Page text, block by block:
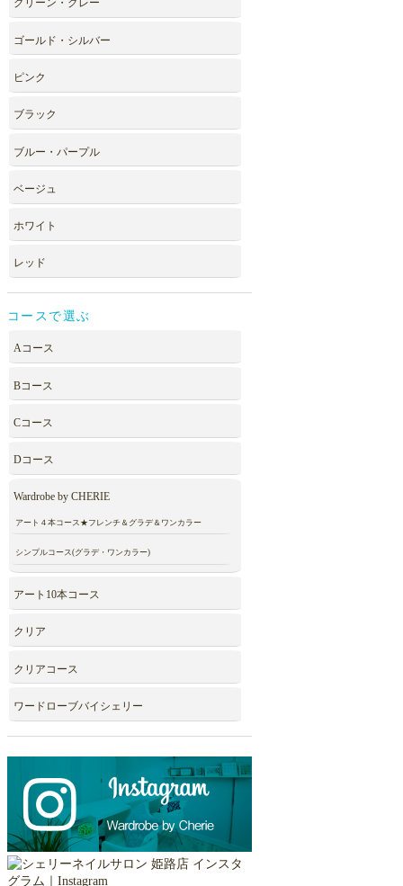
グリーン・グレー
ゴールド・シルバー
ピンク
ブラック
ブルー・パープル
ベージュ
ホワイト
レッド
コースで選ぶ
Aコース
Bコース
Cコース
Dコース
Wardrobe by CHERIE
アート４本コース★フレンチ＆グラデ＆ワンカラー
シンプルコース(グラデ・ワンカラー)
アート10本コース
クリア
クリアコース
ワードローブバイシェリー